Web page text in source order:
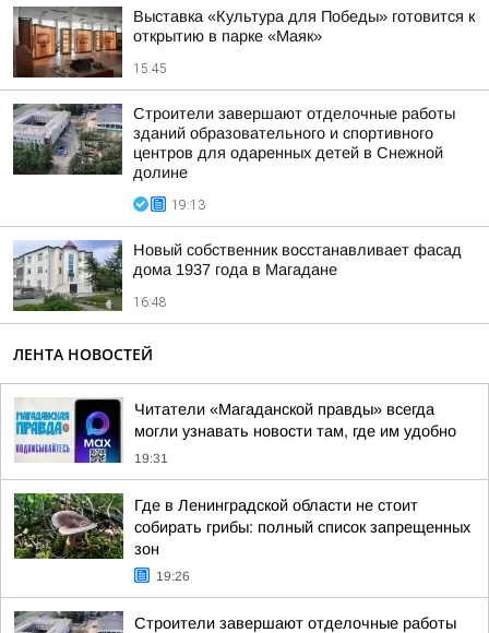
Выставка «Культура для Победы» готовится к
открытию в парке «Маяк»
15:45
Строители завершают отделочные работы
зданий образовательного и спортивного
центров для одаренных детей в Снежной
долине
19:13
Новый собственник восстанавливает фасад
дома 1937 года в Магадане
16:48
ЛЕНТА НОВОСТЕЙ
Читатели «Магаданской правды» всегда
могли узнавать новости там, где им удобно
19:31
Где в Ленинградской области не стоит
собирать грибы: полный список запрещенных
зон
19:26
Строители завершают отделочные работы